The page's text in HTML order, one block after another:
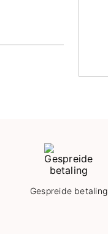
Gespreide betaling